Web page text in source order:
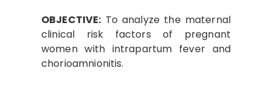
OBJECTIVE: To analyze the maternal
clinical risk factors of pregnant
women with intrapartum fever and
chorioamnionitis.